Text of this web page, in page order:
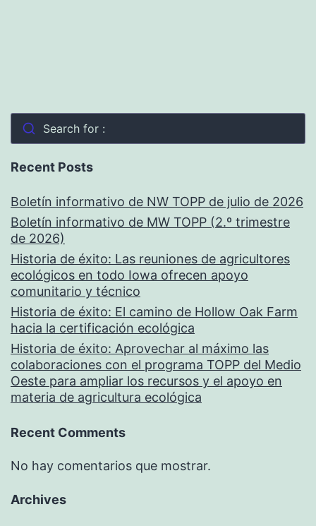
Search for :
Recent Posts
Boletín informativo de NW TOPP de julio de 2026
Boletín informativo de MW TOPP (2.º trimestre
de 2026)
Historia de éxito: Las reuniones de agricultores
ecológicos en todo Iowa ofrecen apoyo
comunitario y técnico
Historia de éxito: El camino de Hollow Oak Farm
hacia la certificación ecológica
Historia de éxito: Aprovechar al máximo las
colaboraciones con el programa TOPP del Medio
Oeste para ampliar los recursos y el apoyo en
materia de agricultura ecológica
Recent Comments
No hay comentarios que mostrar.
Archives